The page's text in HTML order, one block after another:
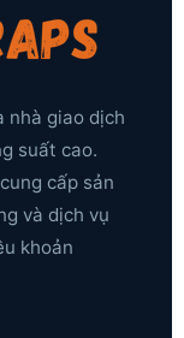
nhà giao dịch
suất cao.
cấp sản
và dịch vụ
khoản